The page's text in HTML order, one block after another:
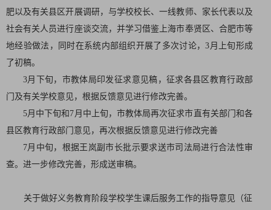
肥以及有关县区开展调研，与学校校长、一线教师、家长代表以及
社会有关人员进行座谈交流，并学习借鉴上海市奉贤区、合肥市等
地经验做法，同时在系统内部组织开展了多次讨论，3月上旬形成
了初稿。
3月下旬，市教体局印发征求意见稿，征求各县区教育行政部
门及有关学校意见，根据反馈意见进行修改完善。
5月中下旬和7月中上旬，市教体局再次征求市直有关部门和各
县区教育行政部门意见，再次根据反馈意见进行修改完善
7月中旬，根据王岚副市长批示要求送市司法局进行合法性审
查。进一步修改完善，形成送审稿。
关于做好义务教育阶段学校学生课后服务工作的指导意见（征